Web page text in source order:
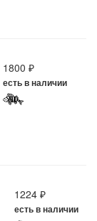
1800 ₽
есть в наличии
1224 ₽
есть в наличии